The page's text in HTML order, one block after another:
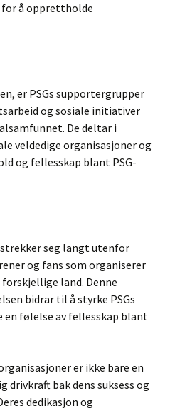
for å opprettholde
er PSGs supportergrupper
og sosiale initiativer
De deltar i
veldedige organisasjoner og
og fellesskap blant PSG-
seg langt utenfor
og fans som organiserer
land. Denne
bidrar til å styrke PSGs
en følelse av fellesskap blant
er ikke bare en
drivkraft bak dens suksess og
dedikasjon og